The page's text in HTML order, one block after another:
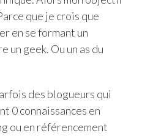
que je crois que
en se formant un
un geek. Ou un as du
des blogueurs qui
0 connaissances en
ou en référencement